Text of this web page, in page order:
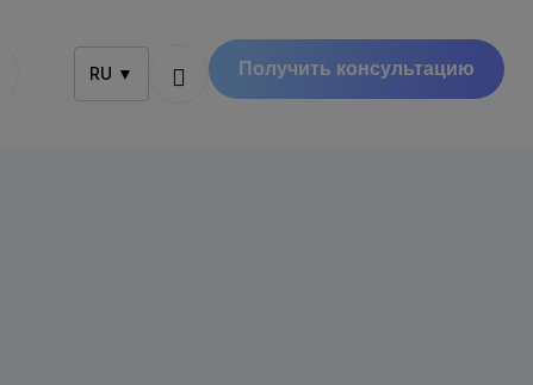
RU ▼ Получить консультацию